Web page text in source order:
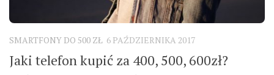
SMARTFONY DO 500 ZŁ 6 PAŹDZIERNIKA 2017
Jaki telefon kupić za 400, 500, 600zł?